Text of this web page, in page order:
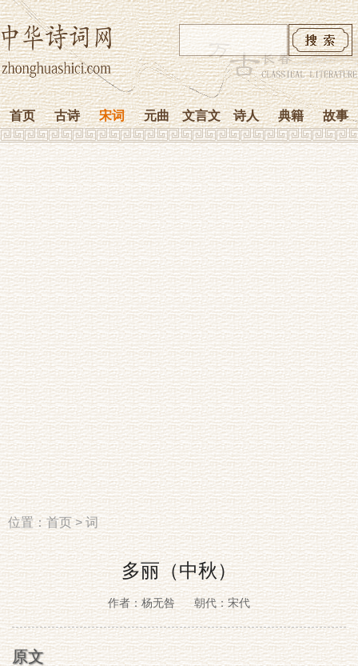
首页 古诗 宋词 元曲 文言文 诗人 典籍 故事
位置：首页>词
多丽（中秋）
作者：杨无咎 朝代：宋代
原文